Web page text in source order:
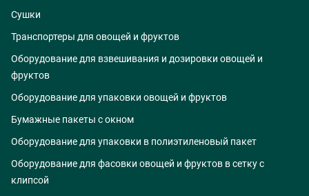
Сушки
Транспортеры для овощей и фруктов
Оборудование для взвешивания и дозировки овощей и
фруктов
Оборудование для упаковки овощей и фруктов
Бумажные пакеты с окном
Оборудование для упаковки в полиэтиленовый пакет
Оборудование для фасовки овощей и фруктов в сетку с
клипсой